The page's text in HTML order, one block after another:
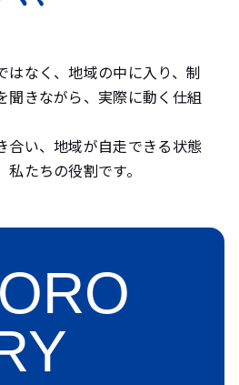
はなく、地域の中に入り、制
聞きながら、実際に動く仕組
合い、地域が自走できる状態
私たちの役割です。